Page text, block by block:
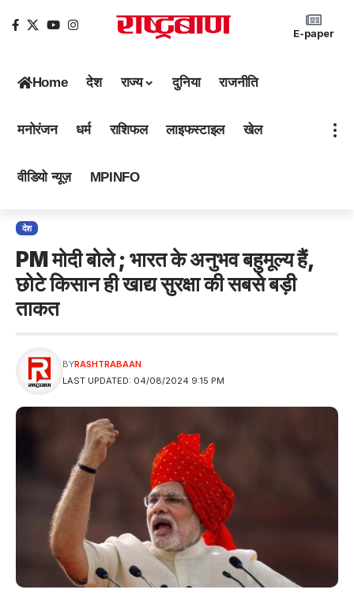
E-paper
Home देश राज्य दुनिया राजनीति
मनोरंजन धर्म राशिफल लाइफस्टाइल खेल
वीडियो न्यूज़ MPINFO
देश
PM मोदी बोले ; भारत के अनुभव बहुमूल्य हैं,
छोटे किसान ही खाद्य सुरक्षा की सबसे बड़ी
ताकत
LAST UPDATED: 04/08/2024 9:15 PM
BYRASHTRABAAN